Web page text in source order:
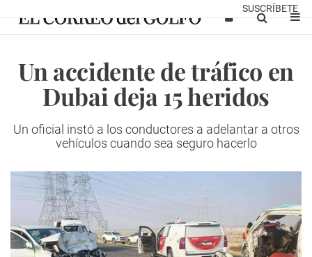
SUSCRÍBETE
Un accidente de tráfico en
Dubai deja 15 heridos
Un oficial instó a los conductores a adelantar a otros
vehículos cuando sea seguro hacerlo